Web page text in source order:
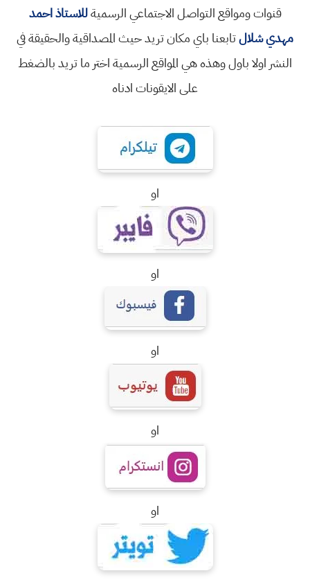
قنوات ومواقع التواصل الاجتماعي الرسميةللاستاذ احمد
مهدي شلالتابعنا باي مكان تريد حيث المصداقية والحقيقة في
النشر اولا باول وهذه هي المواقع الرسمية اختر ما تريد بالضغط
على الايقونات ادناه
او
او
او
او
او